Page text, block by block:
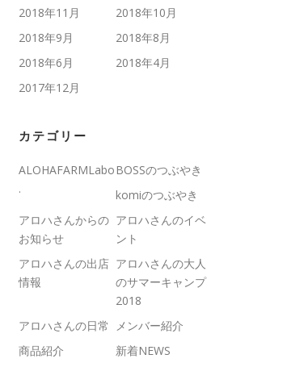
2018年11月
2018年10月
2018年9月
2018年8月
2018年6月
2018年4月
2017年12月
カテゴリー
ALOHAFARMLabo
.
BOSSのつぶやき
komiのつぶやき
アロハさんからの
お知らせ
アロハさんのイベ
ント
アロハさんの出店
情報
アロハさんの大人
のサマーキャンプ
2018
アロハさんの日常
メンバー紹介
商品紹介
新着NEWS